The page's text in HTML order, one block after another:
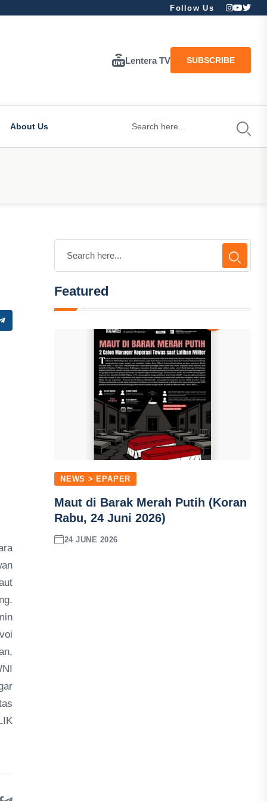
Follow Us
Lentera TV SUBSCRIBE
About Us
Featured
NEWS > EPAPER
Maut di Barak Merah Putih (Koran
Rabu, 24 Juni 2026)
24 JUNE 2026